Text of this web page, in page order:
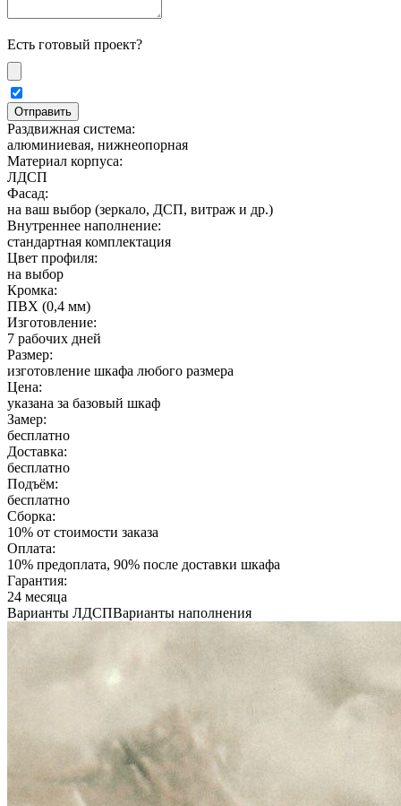
Есть готовый проект?
Раздвижная система:
алюминиевая, нижнеопорная
Материал корпуса:
ЛДСП
Фасад:
на ваш выбор (зеркало, ДСП, витраж и др.)
Внутреннее наполнение:
стандартная комплектация
Цвет профиля:
на выбор
Кромка:
ПВХ (0,4 мм)
Изготовление:
7 рабочих дней
Размер:
изготовление шкафа любого размера
Цена:
указана за базовый шкаф
Замер:
бесплатно
Доставка:
бесплатно
Подъём:
бесплатно
Сборка:
10% от стоимости заказа
Оплата:
10% предоплата, 90% после доставки шкафа
Гарантия:
24 месяца
Варианты ЛДСПВарианты наполнения